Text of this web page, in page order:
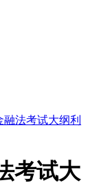
融法考试大纲利
考试大